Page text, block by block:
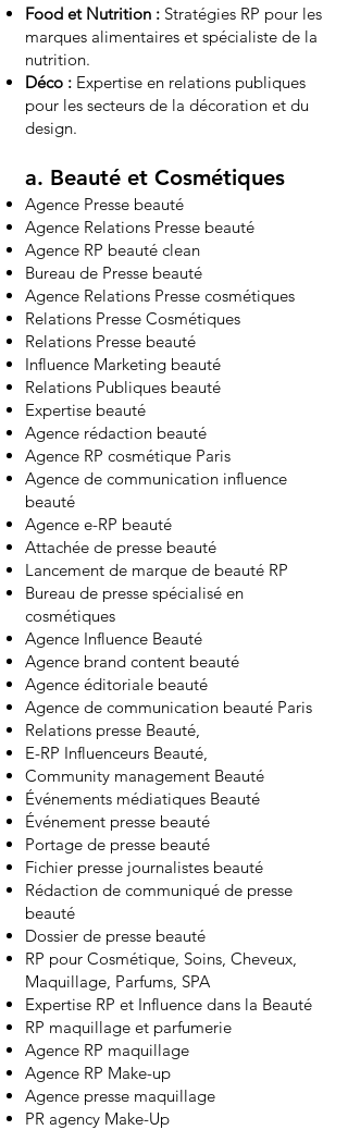
Food et Nutrition : Stratégies RP pour les
marques alimentaires et spécialiste de la
nutrition.
Déco : Expertise en relations publiques
pour les secteurs de la décoration et du
design.
a. Beauté et Cosmétiques
Agence Presse beauté
Agence Relations Presse beauté
Agence RP beauté clean
Bureau de Presse beauté
Agence Relations Presse cosmétiques
Relations Presse Cosmétiques
Relations Presse beauté
Influence Marketing beauté
Relations Publiques beauté
Expertise beauté
Agence rédaction beauté
Agence RP cosmétique Paris
Agence de communication influence
beauté
Agence e-RP beauté
Attachée de presse beauté
Lancement de marque de beauté RP
Bureau de presse spécialisé en
cosmétiques
Agence Influence Beauté
Agence brand content beauté
Agence éditoriale beauté
Agence de communication beauté Paris
Relations presse Beauté,
E-RP Influenceurs Beauté,
Community management Beauté
Événements médiatiques Beauté
Événement presse beauté
Portage de presse beauté
Fichier presse journalistes beauté
Rédaction de communiqué de presse
beauté
Dossier de presse beauté
RP pour Cosmétique, Soins, Cheveux,
Maquillage, Parfums, SPA
Expertise RP et Influence dans la Beauté
RP maquillage et parfumerie
Agence RP maquillage
Agence RP Make-up
Agence presse maquillage
PR agency Make-Up